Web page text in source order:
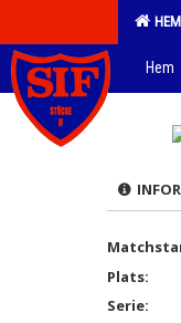
HEM
Hem
Plats:
Serie: